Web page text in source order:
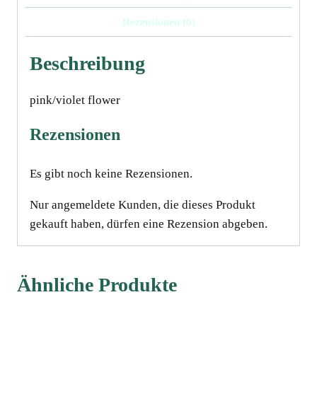
Rezensionen (0)
Beschreibung
pink/violet flower
Rezensionen
Es gibt noch keine Rezensionen.
Nur angemeldete Kunden, die dieses Produkt
gekauft haben, dürfen eine Rezension abgeben.
Ähnliche Produkte